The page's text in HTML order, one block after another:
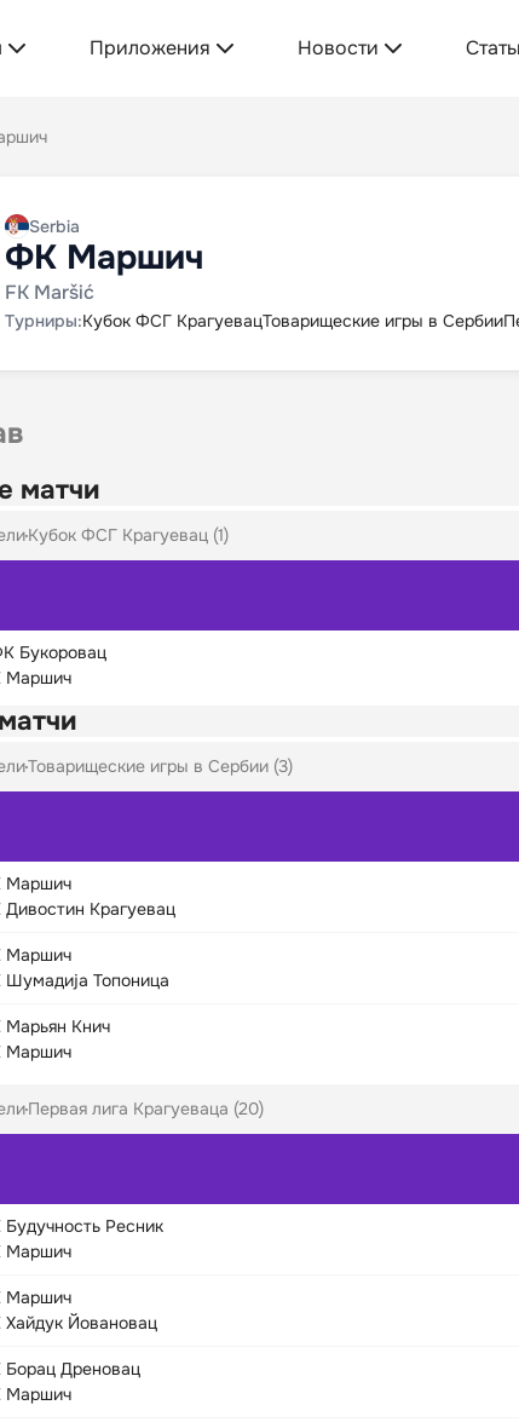
Приложения Новости
Serbia
ФК Маршич
FK Maršić
Турниры:Кубок ФСГ КрагуевацТоварищеские игры в Сербии
матчи
Кубок ФСГ Крагуевац (1)
Букоровац
Маршич
Товарищеские игры в Сербии (3)
Маршич
Крагуевац
Маршич
Топоница
Книч
Маршич
Первая лига Крагуеваца (20)
Ресник
Маршич
Маршич
Йовановац
Дреновац
Маршич